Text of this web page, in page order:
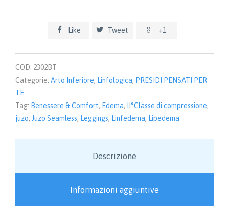
Leggings,
quantità
 Like  Tweet  +1
COD: 2302BT
Categorie: Arto Inferiore, Linfologica, PRESIDI PENSATI PER
TE
Tag: Benessere & Comfort, Edema, II°Classe di compressione,
juzo, Juzo Seamless, Leggings, Linfedema, Lipedema
Descrizione
Informazioni aggiuntive